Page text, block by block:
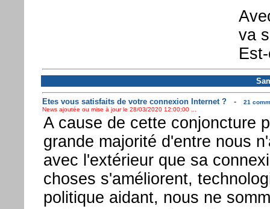
va
Etes vous satisfaits de votre connexion Internet ?-
21
News ajoutée ou mise à jour le 28/03/2020 12:00:00 ...
A cause de cette conjoncture
grande majorité d'entre nous
avec l'extérieur que sa
choses s'améliorent,
politique aidant, nous ne